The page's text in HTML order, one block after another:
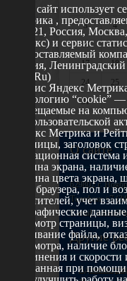
3
4
10
11
17
18
24
25
31
О сайте
629802 г.
Телефон: +7
E-mail:
Другие
Этот сайт использует
Метрика ,
119021, Россия,
Яндекс) и сервис
предоставляемый
Россия,
Mail.Ru)
Сервис Яндекс
технологию “cookie”
размещаемые на
их пользовательской
Яндекс Метрика и
страницы, заголовок
операционная система
ширина экрана,
глубина цвета
окна браузера, пол и
посетителей, учет
географические
просмотр страницы,
cкачивание файла,
просмотра, наличие
соединения и скорости
Собранная при